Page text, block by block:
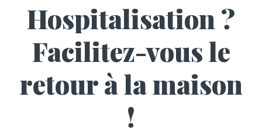
Hospitalisation ?
Facilitez-vous le
retour à la maison
!